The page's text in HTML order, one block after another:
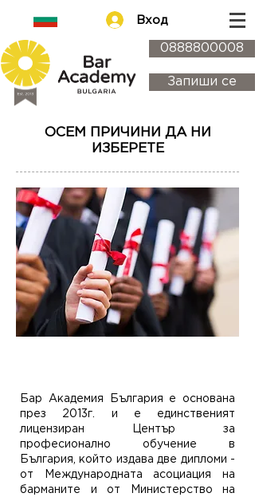
Вход
0888800008
Запиши се
ОСЕМ ПРИЧИНИ ДА НИ
ИЗБЕРЕТЕ
Бар Академия България е основана
през 2013г. и е единственият
лицензиран Център за
професионално обучение в
България, който издава две дипломи -
от Международната асоциация на
барманите и от Министерство на